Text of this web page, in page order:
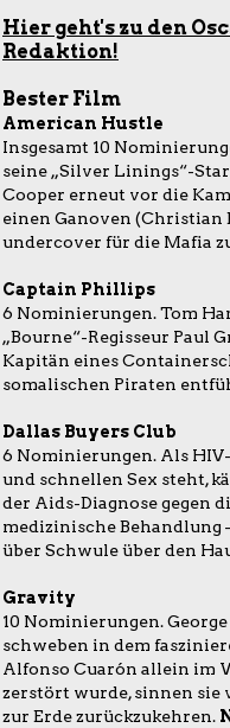
Hier geht's zu den
Redaktion!
Bester Film
American Hustle
Insgesamt 10
seine „Silver Linings“-
Cooper erneut vor die
einen Ganoven (Christian
undercover für die Mafia
Captain Phillips
6 Nominierungen. Tom
„Bourne“-Regisseur Paul
Kapitän eines
somalischen Piraten
Dallas Buyers Club
6 Nominierungen. Als
und schnellen Sex steht,
der Aids-Diagnose gegen
medizinische
über Schwule über den
Gravity
10 Nominierungen.
schweben in dem
Alfonso Cuarón allein im
zerstört wurde, sinnen
zur Erde zurückzukehren.